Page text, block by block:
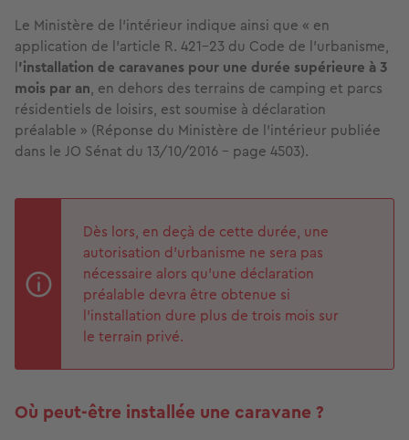
Le Ministère de l’intérieur indique ainsi que « en
application de l’article R. 421-23 du Code de l’urbanisme,
l’installation de caravanes pour une durée supérieure à 3
mois par an, en dehors des terrains de camping et parcs
résidentiels de loisirs, est soumise à déclaration
préalable » (Réponse du Ministère de l'intérieur publiée
dans le JO Sénat du 13/10/2016 - page 4503).
Dès lors, en deçà de cette durée, une
autorisation d’urbanisme ne sera pas
nécessaire alors qu’une déclaration
préalable devra être obtenue si
l’installation dure plus de trois mois sur
le terrain privé.
Où peut-être installée une caravane ?